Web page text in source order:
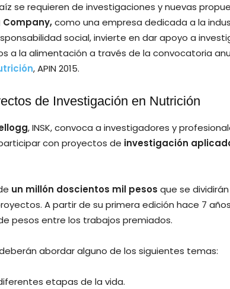
se requieren de investigaciones y nuevas
Company,como una empresa dedicada a la
social, invierte en dar apoyo a
a la alimentación a través de la convocatoria
, APIN 2015.
de Investigación en Nutrición
, INSK, convoca a investigadores y
con proyectos de investigación
un millón doscientos mil pesos que se
A partir de su primera edición hace 7
pesos entre los trabajos premiados.
abordar alguno de los siguientes temas:
etapas de la vida.